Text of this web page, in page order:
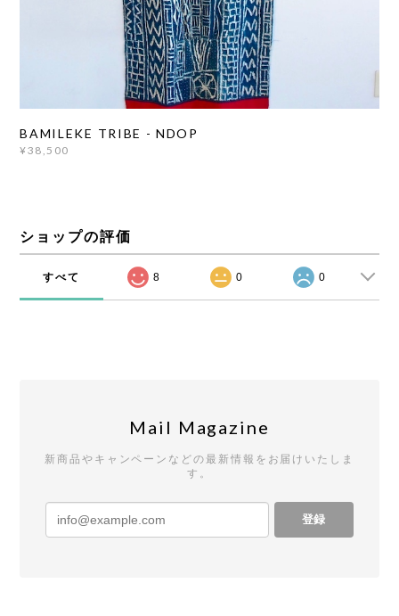
BAMILEKE TRIBE - NDOP
¥38,500
ショップの評価
すべて 8 0 0
Mail Magazine
新商品やキャンペーンなどの最新情報をお届けいたしま
す。
登録